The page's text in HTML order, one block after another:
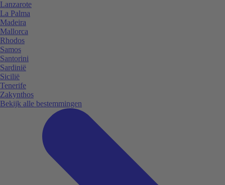
Lanzarote
La Palma
Madeira
Mallorca
Rhodos
Samos
Santorini
Sardinië
Sicilië
Tenerife
Zakynthos
Bekijk alle bestemmingen